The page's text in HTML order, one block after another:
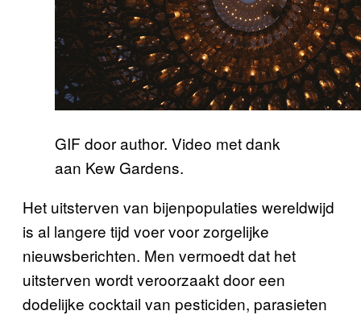
GIF door author. Video met dank
aan Kew Gardens.
Het uitsterven van bijenpopulaties wereldwijd
is al langere tijd voer voor zorgelijke
nieuwsberichten. Men vermoedt dat het
uitsterven wordt veroorzaakt door een
dodelijke cocktail van pesticiden, parasieten